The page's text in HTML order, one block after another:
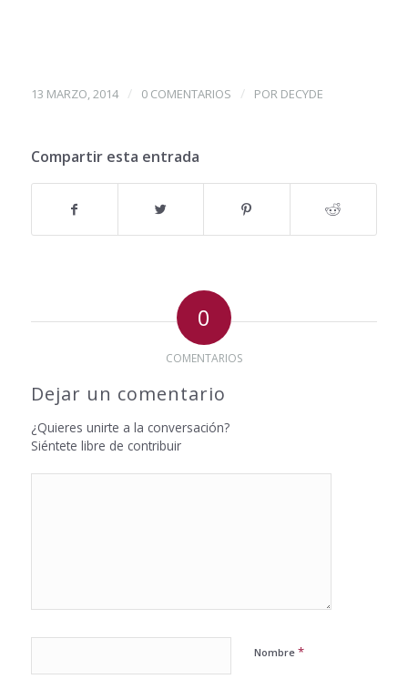
13 MARZO, 2014 / 0 COMENTARIOS / POR DECYDE
Compartir esta entrada
0
COMENTARIOS
Dejar un comentario
¿Quieres unirte a la conversación?
Siéntete libre de contribuir
Nombre *